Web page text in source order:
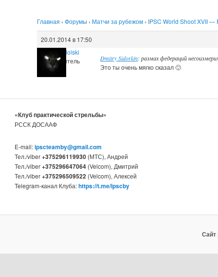
Главная › Форумы › Матчи за рубежом › IPSC World Shoot XVII —
20.01.2014 в 17:50
Igor Nadolski
Хранитель
Dmitry Sidorkin: размах федераций
Это ты очень мягко сказал 🙂
«Клуб практической стрельбы»
РССК ДОСААФ
E-mail:ipscteamby@gmail.com
Тел./viber+375296119930 (МТС), Андрей
Тел./viber+375296647064 (Velcom), Дмитрий
Тел./viber+375296509522 (Velcom), Алексей
Telegram-канал Клуба:https://t.me/ipscby
Сайт